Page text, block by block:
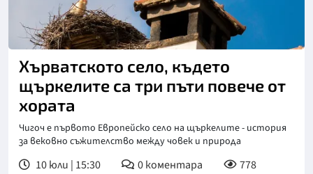
Снимка: goggle
Хърватското село, където
щъркелите са три пъти повече от
хората
Чигоч е първото Европейско село на щъркелите - история
за вековно съжителство между човек и природа
10 юли | 15:30 0коментара 778